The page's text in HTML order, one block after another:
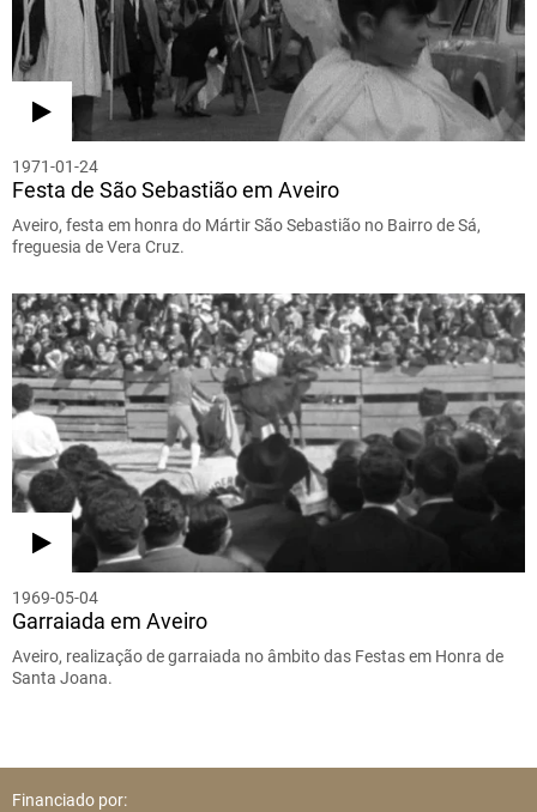
1971-01-24
Festa de São Sebastião em Aveiro
Aveiro, festa em honra do Mártir São Sebastião no Bairro de Sá,
freguesia de Vera Cruz.
1969-05-04
Garraiada em Aveiro
Aveiro, realização de garraiada no âmbito das Festas em Honra de
Santa Joana.
Financiado por: